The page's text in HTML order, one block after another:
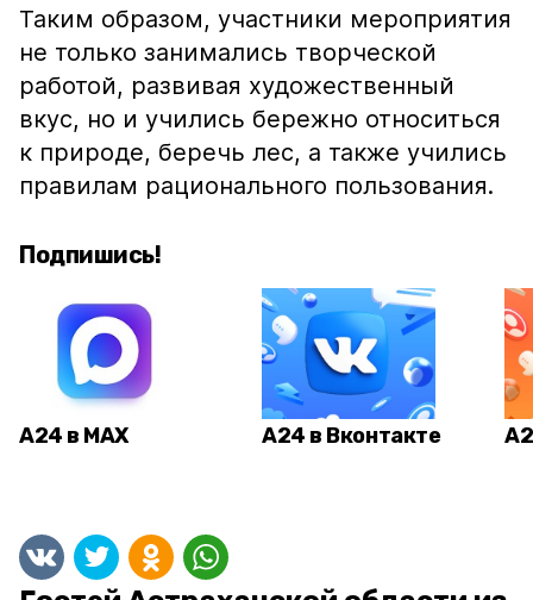
Таким образом, участники мероприятия
не только занимались творческой
работой, развивая художественный
вкус, но и учились бережно относиться
к природе, беречь лес, а также учились
правилам рационального пользования.
Подпишись!
А24 в MAX А24 в Вконтакте